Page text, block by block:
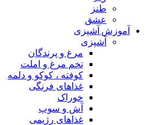
طنز
عشق
آموزش آشپزی
آشپزی
مرغ و پرندگان
تخم مرغ و املت
کوفته ، کوکو و دلمه
غذاهای فرنگی
خوراک
آش و سوپ
غذاهای رژیمی